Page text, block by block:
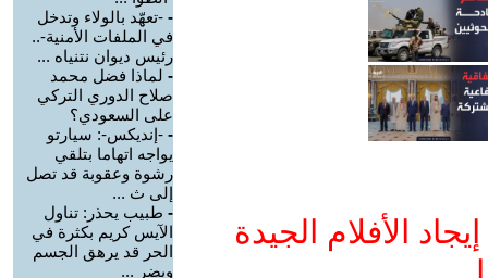
الأفلام الجيدة
- -تعهّد بالولاء وتدخل
في الملفات الأمنية-..
رئيس ديوان نتنياه ...
- لماذا فضل محمد
صلاح الدوري التركي
على السعودي؟
- -إنديكس-: سيارتو
يواجه اتهاما بتلقي
رشوة وعقوبة قد تصل
إلى ث ...
- طبيب يحذر: تناول
الآيس كريم بكثرة في
الحر قد يرهق الجسم
ويضر ...